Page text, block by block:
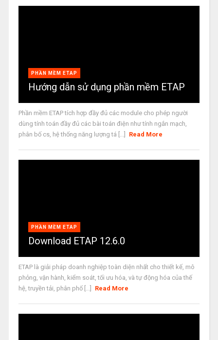
PHẦN MỀM ETAP
Hướng dẫn sử dụng phần mềm ETAP
Phần mềm ETAP tích hợp đầy đủ các module cho phép người
dùng tính toán đầy đủ các bài toán điện như tính ngắn mạch,
phân bố cs, hệ thống năng lượng tá [...]
Read More
PHẦN MỀM ETAP
Download ETAP 12.6.0
ETAP là giải pháp doanh nghiệp toàn diện nhất cho thiết kế, mô
phỏng, vận hành, kiểm soát, tối ưu hóa, và tự động hóa của thế
hệ, truyền tải, phân phố [...]
Read More